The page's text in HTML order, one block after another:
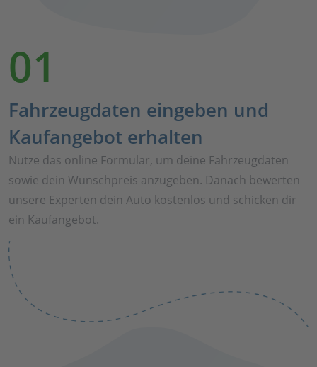
01
Fahrzeugdaten eingeben und
Kaufangebot erhalten
Nutze das online Formular, um deine Fahrzeugdaten
sowie dein Wunschpreis anzugeben. Danach bewerten
unsere Experten dein Auto kostenlos und schicken dir
ein Kaufangebot.